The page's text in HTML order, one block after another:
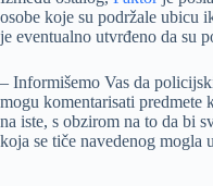
osobe koje su podržale ubicu
je eventualno utvrđeno da su
– Informišemo Vas da
mogu komentarisati predmete
na iste, s obzirom na to da bi
koja se tiče navedenog mogla